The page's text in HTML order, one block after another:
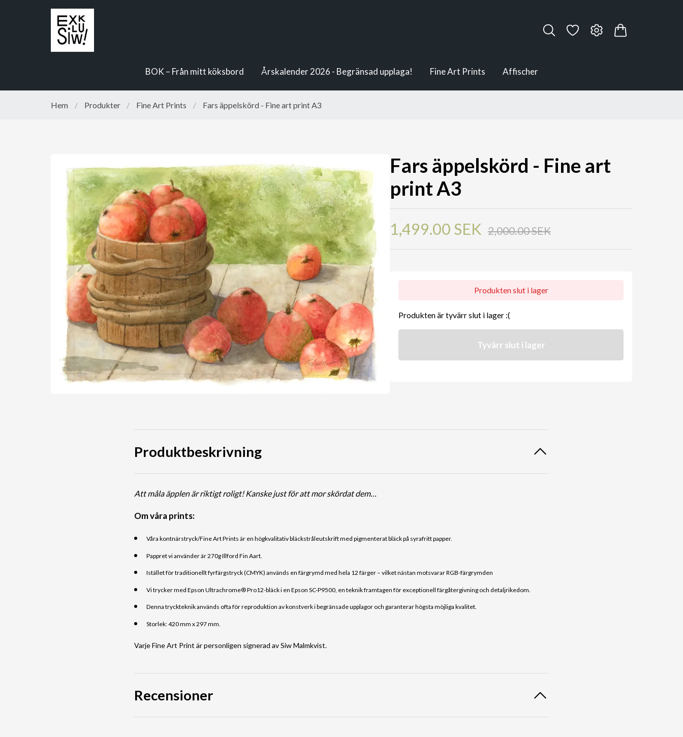
BOK – Från mitt köksbord Årskalender 2026 - Begränsad upplaga! Fine Art Prints Affischer
Hem / Produkter / Fine Art Prints / Fars äppelskörd - Fine art print A3
Fars äppelskörd - Fine art
print A3
1,499.00 SEK 2,000.00 SEK
Produkten slut i lager
Produkten är tyvärr slut i lager :(
Tyvärr slut i lager
Produktbeskrivning
Att måla äpplen är riktigt roligt! Kanske just för att mor skördat dem…
Om våra prints:
Våra kontnärstryck/Fine Art Prints är en högkvalitativ bläckstråleutskrift med pigmenterat bläck på syrafritt papper.
Pappret vi använder är 270g Illford Fin Aart.
Istället för traditionellt fyrfärgstryck (CMYK) används en färgrymd med hela 12 färger – vilket nästan motsvarar RGB-färgrymden
Vi trycker med Epson Ultrachrome® Pro12-bläck i en Epson SC-P9500, en teknik framtagen för exceptionell färgåtergivning och detaljrikedom.
Denna tryckteknik används ofta för reproduktion av konstverk i begränsade upplagor och garanterar högsta möjliga kvalitet.
Storlek: 420 mm x 297 mm.
Varje Fine Art Print är personligen signerad av Siw Malmkvist.
Recensioner